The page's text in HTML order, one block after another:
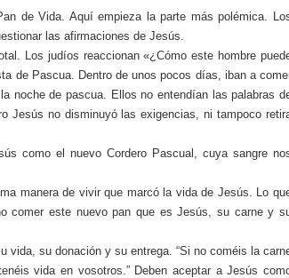
de Vida. Aquí empieza la parte más polémica.
las afirmaciones de Jesús.
Los judíos reaccionan «¿Cómo este hombre
de Pascua. Dentro de unos pocos días, iban a
noche de pascua. Ellos no entendían las palabras
Jesús no disminuyó las exigencias, ni tampoco
como el nuevo Cordero Pascual, cuya sangre
manera de vivir que marcó la vida de Jesús. Lo
comer este nuevo pan que es Jesús, su carne y
vida, su donación y su entrega. “Si no coméis la
vida en vosotros.” Deben aceptar a Jesús